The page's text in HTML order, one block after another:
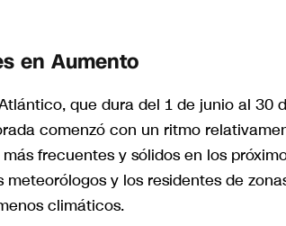
en Aumento
que dura del 1 de junio al 30
comenzó con un ritmo
frecuentes y sólidos en los
y los residentes de
climáticos.